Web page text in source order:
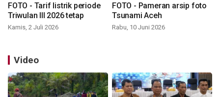
FOTO - Tarif listrik periode
Triwulan III 2026 tetap
Kamis, 2 Juli 2026
FOTO - Pameran arsip foto
Tsunami Aceh
Rabu, 10 Juni 2026
Video